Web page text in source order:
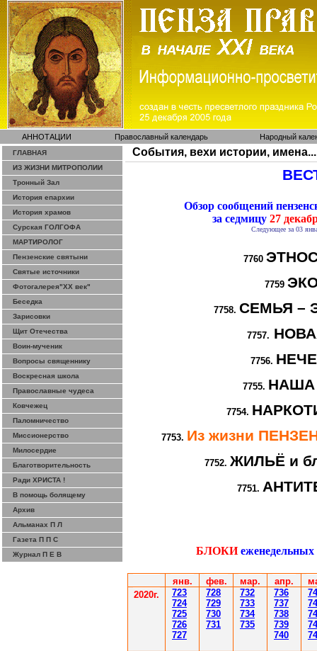
АННОТАЦИИ Православный календарь Народный
ГЛАВНАЯ
ИЗ ЖИЗНИ МИТРОПОЛИИ
Тронный Зал
История епархии
История храмов
Сурская ГОЛГОФА
МАРТИРОЛОГ
Пензенские святыни
Святые источники
Фотогалерея"ХХ век"
Беседка
Зарисовки
Щит Отечества
Воин-мученик
Вопросы священнику
Воскресная школа
Православные чудеса
Ковчежец
Паломничество
Миссионерство
Милосердие
Благотворительность
Ради ХРИСТА !
В помощь болящему
Архив
Альманах П Л
Газета П П С
Журнал П Е В
События, вехи истории, имена...
Обзор сообщений
за седмицу27
Следующее за 03
7760
7759
7758. СЕМЬЯ –
7757.
7756.
7755. НАША
7754.
7753. Из жизни
7752. ЖИЛЬЁ и
7751.
БЛОКИ
янв. фев. мар. апр.
2020г.
723
724
725
726
727
728
729
730
731
732
733
734
735
736
737
738
739
740
7
7
7
7
7